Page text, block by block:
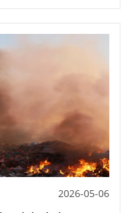
2026-05-06